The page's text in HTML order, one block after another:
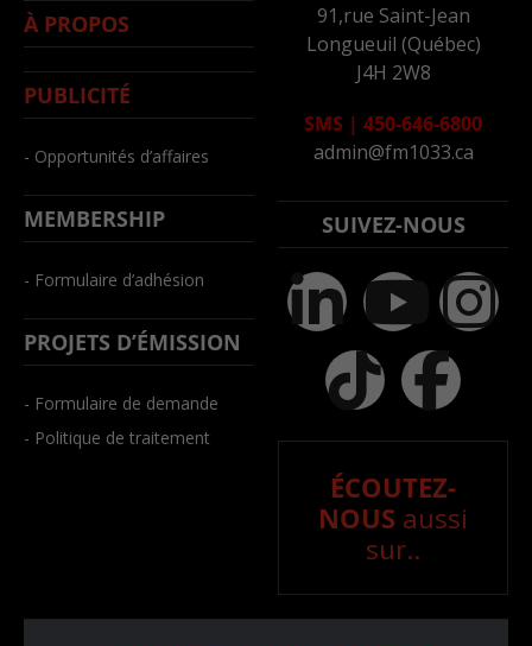
À PROPOS
PUBLICITÉ
- Opportunités d’affaires
MEMBERSHIP
- Formulaire d’adhésion
PROJETS D’ÉMISSION
- Formulaire de demande
- Politique de traitement
91,rue Saint-Jean
Longueuil (Québec)
J4H 2W8
SMS | 450-646-6800
admin@fm1033.ca
SUIVEZ-NOUS
ÉCOUTEZ-
NOUS aussi
sur..